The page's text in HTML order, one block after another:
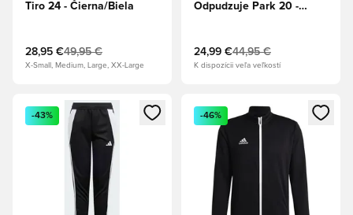
Tiro 24 - Čierna/Biela
28,95 €49,95 €
X-Small, Medium, Large, XX-Large
Odpudzuje Park 20 -
24,99 €44,95 €
K dispozícii veľa veľkostí
Otvorí modál na prihlásenie alebo registráciu ako člen
-43%
Otvorí modál na prihlásenie
-46%